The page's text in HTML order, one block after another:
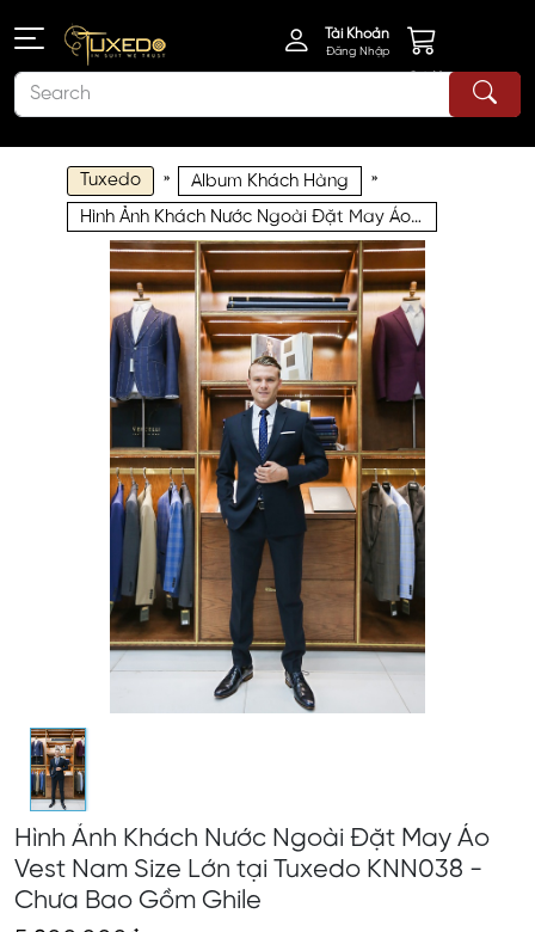
Tài Khoản
Đăng Nhập
Giỏ Hàng
Tuxedo » Album Khách Hàng »
Hình Ảnh Khách Nước Ngoài Đặt May Áo Vest Nam Size Lớn tại Tuxedo KNN038 - Chưa Bao Gồm Ghile
Hình Ảnh Khách Nước Ngoài Đặt May Áo
Vest Nam Size Lớn tại Tuxedo KNN038 -
Chưa Bao Gồm Ghile